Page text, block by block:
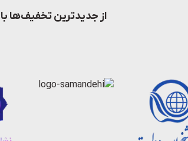
از جدیدترین تخفیف‌ها